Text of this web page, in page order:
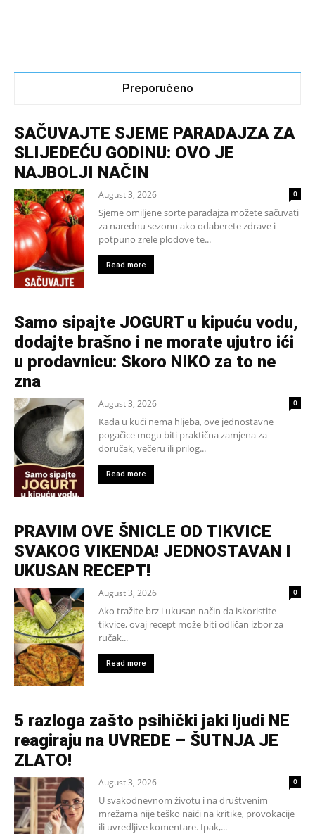
Preporučeno
SAČUVAJTE SJEME PARADAJZA ZA
SLIJEDEĆU GODINU: OVO JE
NAJBOLJI NAČIN
August 3, 2026 0
Sjeme omiljene sorte paradajza možete sačuvati
za narednu sezonu ako odaberete zdrave i
potpuno zrele plodove te...
Read more
Samo sipajte JOGURT u kipuću vodu,
dodajte brašno i ne morate ujutro ići
u prodavnicu: Skoro NIKO za to ne
zna
August 3, 2026 0
Kada u kući nema hljeba, ove jednostavne
pogačice mogu biti praktična zamjena za
doručak, večeru ili prilog...
Read more
PRAVIM OVE ŠNICLE OD TIKVICE
SVAKOG VIKENDA! JEDNOSTAVAN I
UKUSAN RECEPT!
August 3, 2026 0
Ako tražite brz i ukusan način da iskoristite
tikvice, ovaj recept može biti odličan izbor za
ručak...
Read more
5 razloga zašto psihički jaki ljudi NE
reagiraju na UVREDE – ŠUTNJA JE
ZLATO!
August 3, 2026 0
U svakodnevnom životu i na društvenim
mrežama nije teško naići na kritike, provokacije
ili uvredljive komentare. Ipak,...